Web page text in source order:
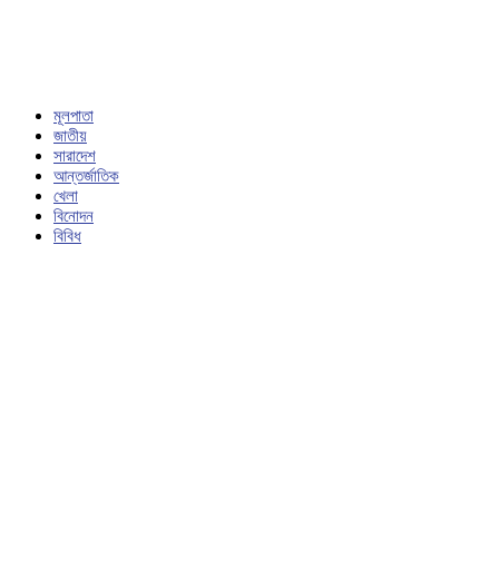
মূলপাতা
জাতীয়
সারাদেশ
আন্তর্জাতিক
খেলা
বিনোদন
বিবিধ